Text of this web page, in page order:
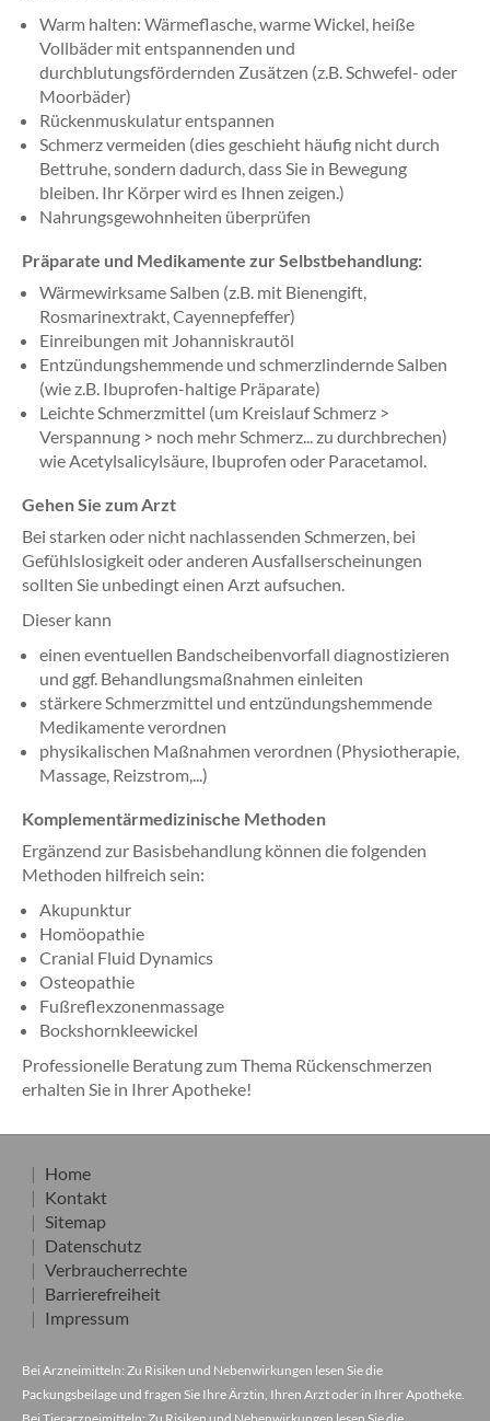
Warm halten: Wärmeflasche, warme Wickel, heiße
Vollbäder mit entspannenden und
durchblutungsfördernden Zusätzen (z.B. Schwefel- oder
Moorbäder)
Rückenmuskulatur entspannen
Schmerz vermeiden (dies geschieht häufig nicht durch
Bettruhe, sondern dadurch, dass Sie in Bewegung
bleiben. Ihr Körper wird es Ihnen zeigen.)
Nahrungsgewohnheiten überprüfen
Präparate und Medikamente zur Selbstbehandlung:
Wärmewirksame Salben (z.B. mit Bienengift,
Rosmarinextrakt, Cayennepfeffer)
Einreibungen mit Johanniskrautöl
Entzündungshemmende und schmerzlindernde Salben
(wie z.B. Ibuprofen-haltige Präparate)
Leichte Schmerzmittel (um Kreislauf Schmerz >
Verspannung > noch mehr Schmerz... zu durchbrechen)
wie Acetylsalicylsäure, Ibuprofen oder Paracetamol.
Gehen Sie zum Arzt
Bei starken oder nicht nachlassenden Schmerzen, bei
Gefühlslosigkeit oder anderen Ausfallserscheinungen
sollten Sie unbedingt einen Arzt aufsuchen.
Dieser kann
einen eventuellen Bandscheibenvorfall diagnostizieren
und ggf. Behandlungsmaßnahmen einleiten
stärkere Schmerzmittel und entzündungshemmende
Medikamente verordnen
physikalischen Maßnahmen verordnen (Physiotherapie,
Massage, Reizstrom,...)
Komplementärmedizinische Methoden
Ergänzend zur Basisbehandlung können die folgenden
Methoden hilfreich sein:
Akupunktur
Homöopathie
Cranial Fluid Dynamics
Osteopathie
Fußreflexzonenmassage
Bockshornkleewickel
Professionelle Beratung zum Thema Rückenschmerzen
erhalten Sie in Ihrer Apotheke!
Home
Kontakt
Sitemap
Datenschutz
Verbraucherrechte
Barrierefreiheit
Impressum
Bei Arzneimitteln: Zu Risiken und Nebenwirkungen lesen Sie die
Packungsbeilage und fragen Sie Ihre Ärztin, Ihren Arzt oder in Ihrer Apotheke.